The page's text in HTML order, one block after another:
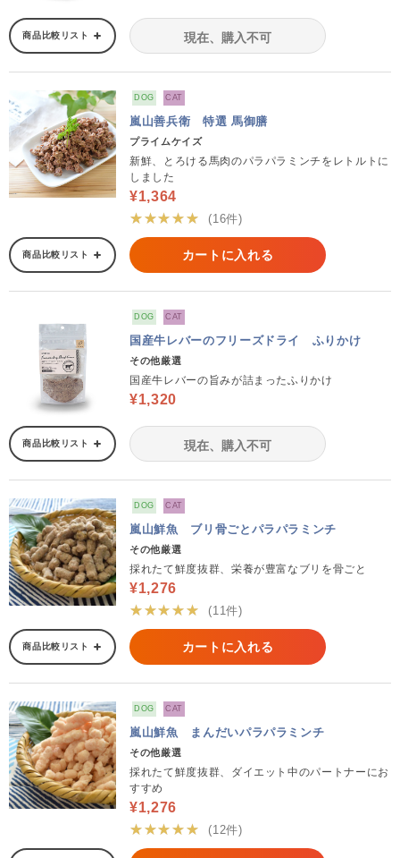
商品比較リスト 現在、購入不可
DOG CAT
嵐山善兵衛 特選 馬御膳
プライムケイズ
新鮮、とろける馬肉のパラパラミンチをレトルトに
しました
¥1,364
★★★★★
(16件)
商品比較リスト カートに入れる
DOG CAT
国産牛レバーのフリーズドライ ふりかけ
その他厳選
国産牛レバーの旨みが詰まったふりかけ
¥1,320
商品比較リスト 現在、購入不可
DOG CAT
嵐山鮮魚 ブリ骨ごとパラパラミンチ
その他厳選
採れたて鮮度抜群、栄養が豊富なブリを骨ごと
¥1,276
★★★★★
(11件)
商品比較リスト カートに入れる
DOG CAT
嵐山鮮魚 まんだいパラパラミンチ
その他厳選
採れたて鮮度抜群、ダイエット中のパートナーにお
すすめ
¥1,276
★★★★★
(12件)